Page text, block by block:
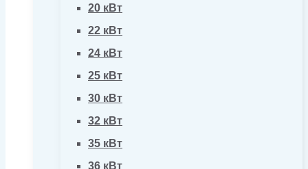
20 кВт
22 кВт
24 кВт
25 кВт
30 кВт
32 кВт
35 кВт
36 кВт